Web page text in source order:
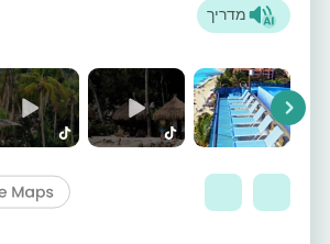
מדריך
Next